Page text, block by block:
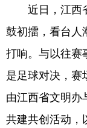
近日，江西
鼓初擂，看台人
打响。与以往赛
是足球对决，
由江西省文明办
共建共创活动，